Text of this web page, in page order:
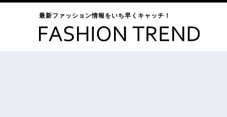
最新ファッション情報をいち早くキャッチ！